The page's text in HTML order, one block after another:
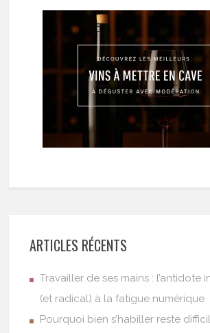
ARTICLES RÉCENTS
Travailler de ses mains : l’antidote
(et radical) à la fatigue numérique
Pourquoi bien s’habiller reste